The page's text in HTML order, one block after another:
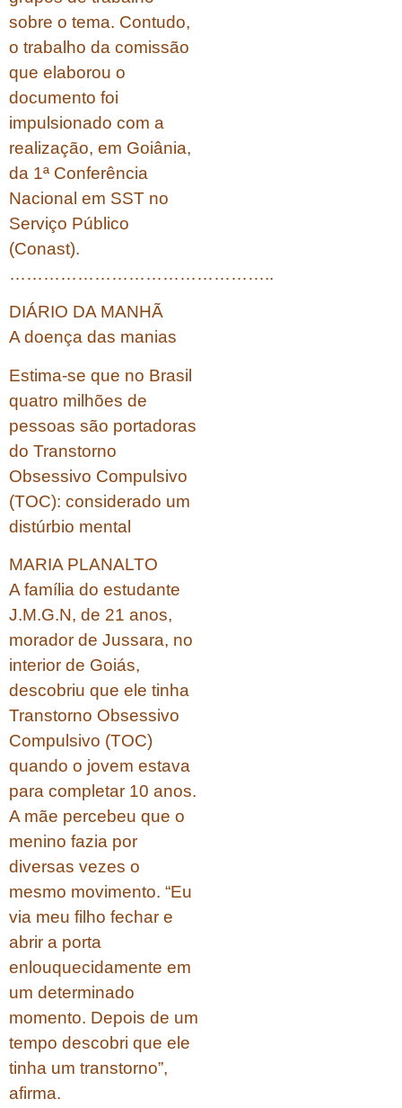
sobre o tema. Contudo,
o trabalho da comissão
que elaborou o
documento foi
impulsionado com a
realização, em Goiânia,
da 1ª Conferência
Nacional em SST no
Serviço Público
(Conast).
………………………………………..
DIÁRIO DA MANHÃ
A doença das manias
Estima-se que no Brasil
quatro milhões de
pessoas são portadoras
do Transtorno
Obsessivo Compulsivo
(TOC): considerado um
distúrbio mental
MARIA PLANALTO
A família do estudante
J.M.G.N, de 21 anos,
morador de Jussara, no
interior de Goiás,
descobriu que ele tinha
Transtorno Obsessivo
Compulsivo (TOC)
quando o jovem estava
para completar 10 anos.
A mãe percebeu que o
menino fazia por
diversas vezes o
mesmo movimento. “Eu
via meu filho fechar e
abrir a porta
enlouquecidamente em
um determinado
momento. Depois de um
tempo descobri que ele
tinha um transtorno”,
afirma.